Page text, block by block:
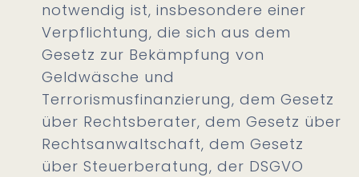
notwendig ist, insbesondere einer
Verpflichtung, die sich aus dem
Gesetz zur Bekämpfung von
Geldwäsche und
Terrorismusfinanzierung, dem Gesetz
über Rechtsberater, dem Gesetz über
Rechtsanwaltschaft, dem Gesetz
über Steuerberatung, der DSGVO